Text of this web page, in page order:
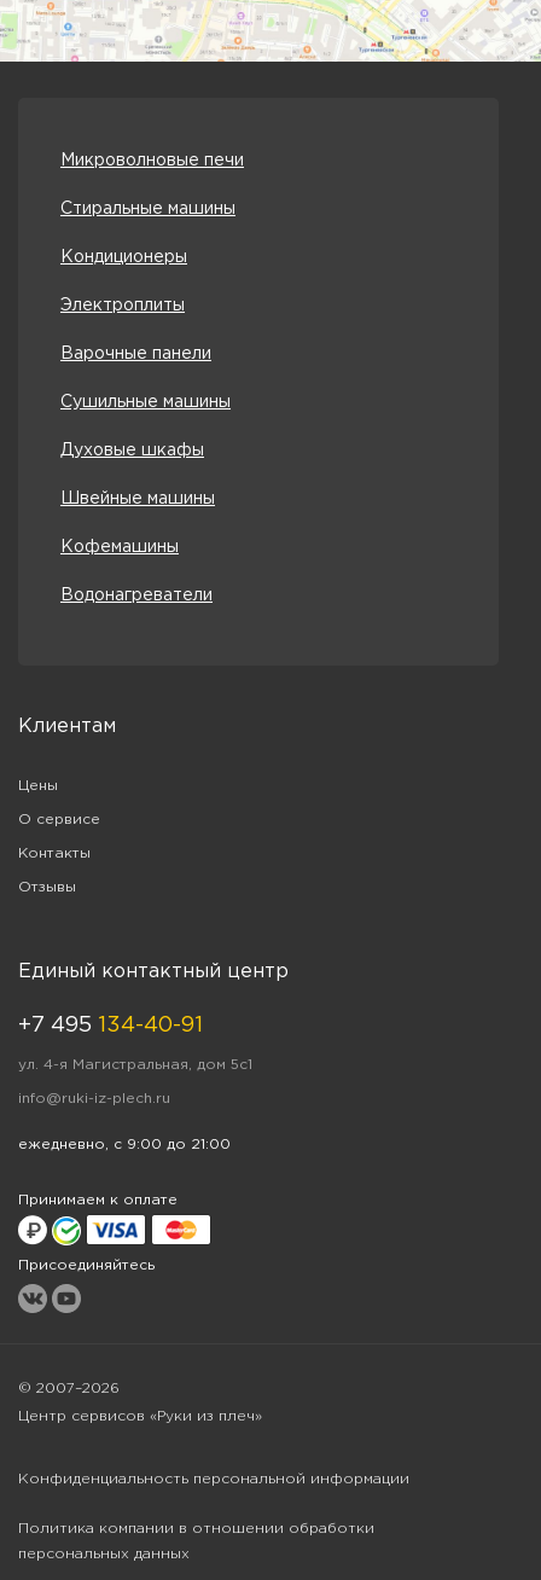
Микроволновые печи
Стиральные машины
Кондиционеры
Электроплиты
Варочные панели
Сушильные машины
Духовые шкафы
Швейные машины
Кофемашины
Водонагреватели
Клиентам
Цены
О сервисе
Контакты
Отзывы
Единый контактный центр
+7 495 134-40-91
ул. 4-я Магистральная, дом 5с1
info@ruki-iz-plech.ru
ежедневно, с 9:00 до 21:00
Принимаем к оплате
Присоединяйтесь
© 2007–2026
Центр сервисов «Руки из плеч»
Конфиденциальность персональной информации
Политика компании в отношении обработки
персональных данных